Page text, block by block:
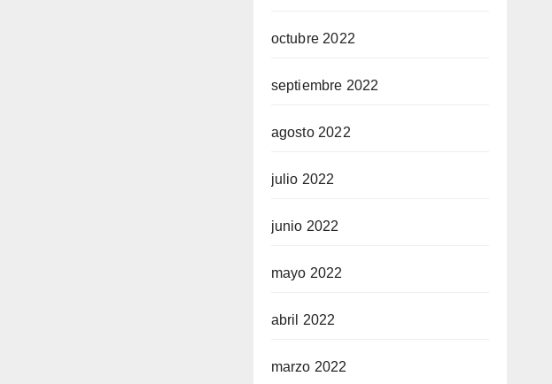
octubre 2022
septiembre 2022
agosto 2022
julio 2022
junio 2022
mayo 2022
abril 2022
marzo 2022